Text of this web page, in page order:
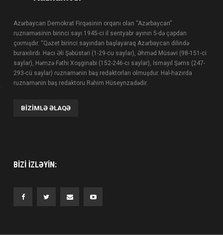
Azərbaycan Demokrat Firqəsinin orqanı olan “Azərbaycan”
ruznaməsinin birinci sayı 1945-ci il sentyabr ayının 5-də çapdan
çıxmışdır. “Qəzet birinci sayından başlayaraq Azərbaycan dilində
buraxılırdı. Hacı Əli Şəbüstəri (1-29-cu saylar), Əhməd Müsəvi (98-151-ci
saylar), Həmzə Fəthi Xoşginabi (152-246-cı saylar), İsmayıl Şəms (247-
293-cü saylar) ruznamənin baş redaktorları olmuşdur. Hal-hazırda
ruznamənin baş redaktoru Rəhim Hüseynzadədir.
BIZIMLƏ ƏLAQƏ
BIZI IZLƏYIN: